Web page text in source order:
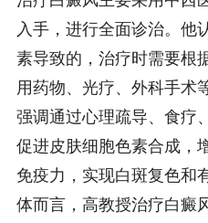
入手，进行全面诊治。他
素导致的，治疗时需要根
用药物、光疗、外科手术
强调通过心理疏导、食疗
促进皮肤细胞色素合成，
免疫力，实现白斑复色和
体而言，高教授治疗白癜